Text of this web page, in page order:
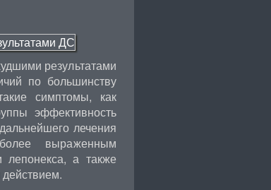
результатами
по большинству
симптомы, как
эффективность
лечения
выраженным
лепонекса, а также